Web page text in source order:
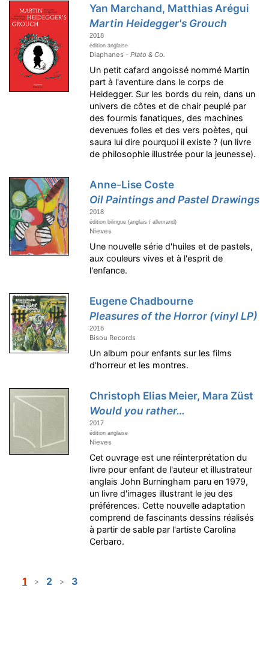
Yan Marchand, Matthias Arégui
Martin Heidegger's Grouch
2018
édition anglaise
Diaphanes -Plato & Co.
Un petit cafard angoissé nommé Martin
part à l'aventure dans le corps de
Heidegger. Sur les bords du rein, dans un
univers de côtes et de chair peuplé par
des fourmis fanatiques, des machines
devenues folles et des vers poètes, qui
saura lui dire pourquoi il existe ? (un livre
de philosophie illustrée pour la jeunesse).
Anne-Lise Coste
Oil Paintings and Pastel Drawings
2018
édition bilingue (anglais / allemand)
Nieves
Une nouvelle série d'huiles et de pastels,
aux couleurs vives et à l'esprit de
l'enfance.
Eugene Chadbourne
Pleasures of the Horror (vinyl LP)
2018
Bisou Records
Un album pour enfants sur les films
d'horreur et les montres.
Christoph Elias Meier, Mara Züst
Would you rather…
2017
édition anglaise
Nieves
Cet ouvrage est une réinterprétation du
livre pour enfant de l'auteur et illustrateur
anglais John Burningham paru en 1979,
un livre d'images illustrant le jeu des
préférences. Cette nouvelle adaptation
comprend de fascinants dessins réalisés
à partir de sable par l'artiste Carolina
Cerbaro.
1 2 3